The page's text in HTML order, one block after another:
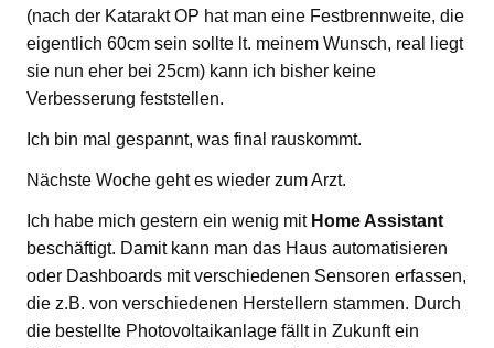
(nach der Katarakt OP hat man eine Festbrennweite, die
eigentlich 60cm sein sollte lt. meinem Wunsch, real liegt
sie nun eher bei 25cm) kann ich bisher keine
Verbesserung feststellen.
Ich bin mal gespannt, was final rauskommt.
Nächste Woche geht es wieder zum Arzt.
Ich habe mich gestern ein wenig mit Home Assistant
beschäftigt. Damit kann man das Haus automatisieren
oder Dashboards mit verschiedenen Sensoren erfassen,
die z.B. von verschiedenen Herstellern stammen. Durch
die bestellte Photovoltaikanlage fällt in Zukunft ein